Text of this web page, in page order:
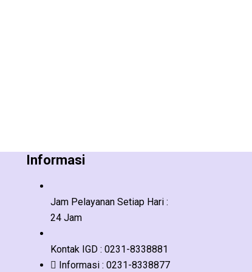
Informasi
Jam Pelayanan Setiap Hari :
24 Jam
Kontak IGD : 0231-8338881
Informasi : 0231-8338877